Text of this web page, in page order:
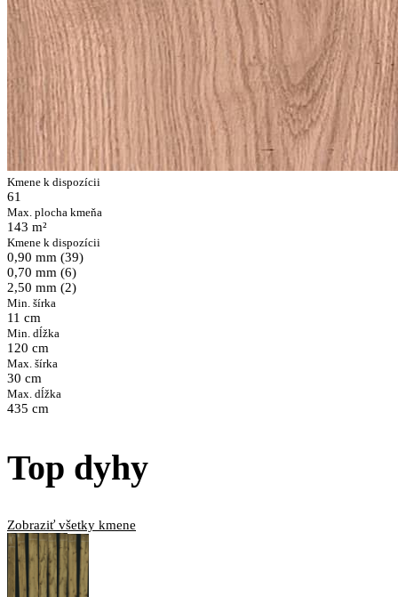
Kmene k dispozícii
61
Max. plocha kmeňa
143 m²
Kmene k dispozícii
0,90 mm (39)
0,70 mm (6)
2,50 mm (2)
Min. šírka
11 cm
Min. dĺžka
120 cm
Max. šírka
30 cm
Max. dĺžka
435 cm
Top dyhy
Zobraziť všetky kmene